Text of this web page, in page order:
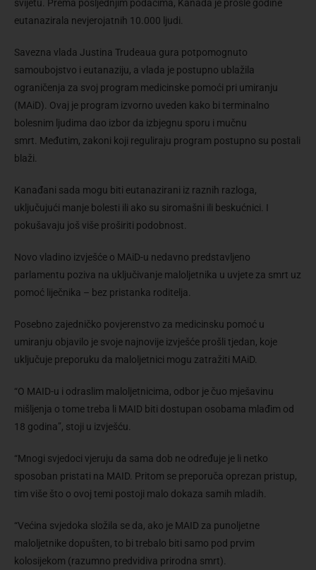
svijetu. Prema posljednjim podacima, Kanada je prošle godine
eutanazirala nevjerojatnih 10.000 ljudi.
Savezna vlada Justina Trudeaua gura potpomognuto
samoubojstvo i eutanaziju, a vlada je postupno ublažila
ograničenja za svoj program medicinske pomoći pri umiranju
(MAiD). Ovaj je program izvorno uveden kako bi terminalno
bolesnim ljudima dao izbor da izbjegnu sporu i mučnu
smrt. Međutim, zakoni koji reguliraju program postupno su postali
blaži.
Kanađani sada mogu biti eutanazirani iz raznih razloga,
uključujući manje bolesti ili ako su siromašni ili beskućnici. I
pokušavaju još više proširiti podobnost.
Novo vladino izvješće o MAiD-u nedavno predstavljeno
parlamentu poziva na uključivanje maloljetnika u uvjete za smrt uz
pomoć liječnika – bez pristanka roditelja.
Posebno zajedničko povjerenstvo za medicinsku pomoć u
umiranju objavilo je svoje najnovije izvješće prošli tjedan, koje
uključuje preporuku da maloljetnici mogu zatražiti MAiD.
“O MAID-u i odraslim maloljetnicima, odbor je čuo mješavinu
mišljenja o tome treba li MAID biti dostupan osobama mlađim od
18 godina”, stoji u izvješću.
“Mnogi svjedoci vjeruju da sama dob ne određuje je li netko
sposoban pristati na MAID. Pritom se preporuča oprezan pristup,
tim više što o ovoj temi postoji malo dokaza samih mladih.
“Većina svjedoka složila se da, ako je MAID za punoljetne
maloljetnike dopušten, to bi trebalo biti samo pod prvim
kolosijekom (razumno predvidiva prirodna smrt).